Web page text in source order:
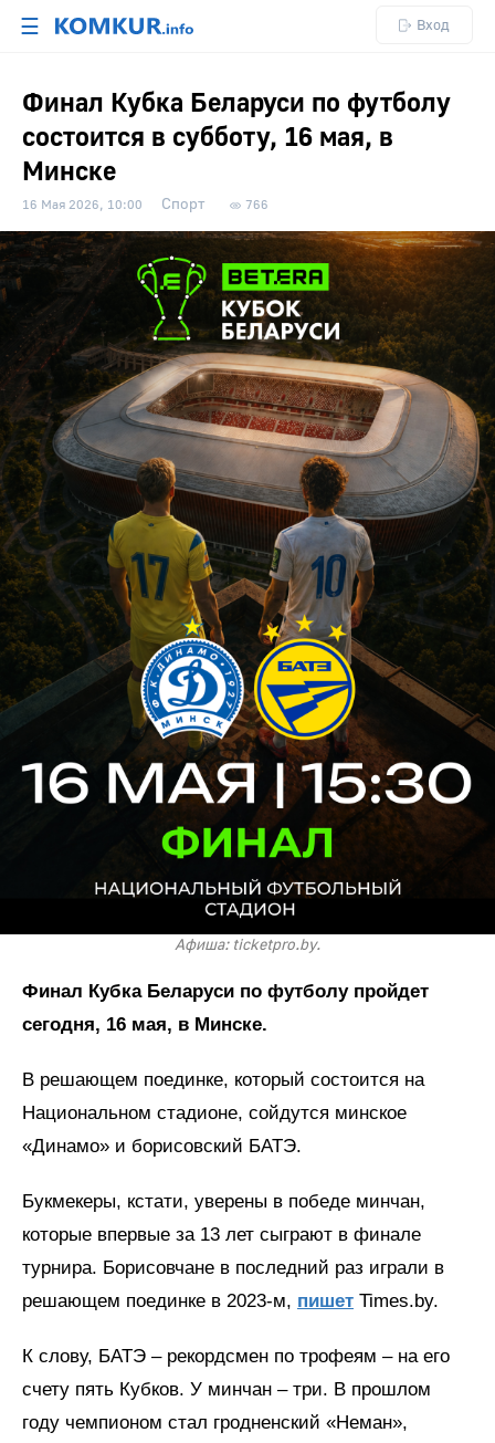
☰ Вход
Финал Кубка Беларуси по футболу
состоится в субботу, 16 мая, в
Минске
16 Мая 2026, 10:00 Спорт 766
Афиша: ticketpro.by.
Финал Кубка Беларуси по футболу пройдет
сегодня, 16 мая, в Минске.
В решающем поединке, который состоится на
Национальном стадионе, сойдутся минское
«Динамо» и борисовский БАТЭ.
Букмекеры, кстати, уверены в победе минчан,
которые впервые за 13 лет сыграют в финале
турнира. Борисовчане в последний раз играли в
решающем поединке в 2023-м, пишет Times.by.
К слову, БАТЭ – рекордсмен по трофеям – на его
счету пять Кубков. У минчан – три. В прошлом
году чемпионом стал гродненский «Неман»,